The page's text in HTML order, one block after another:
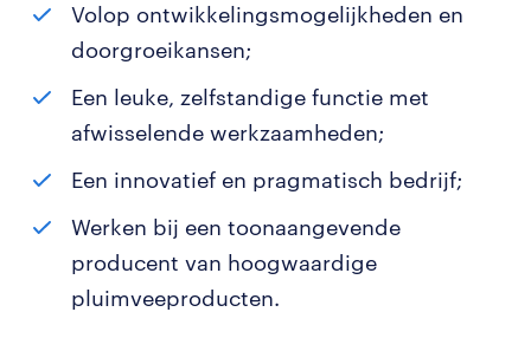
Volop ontwikkelingsmogelijkheden en
doorgroeikansen;
Een leuke, zelfstandige functie met
afwisselende werkzaamheden;
Een innovatief en pragmatisch bedrijf;
Werken bij een toonaangevende
producent van hoogwaardige
pluimveeproducten.